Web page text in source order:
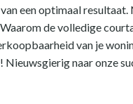
een optimaal resultaat.
de volledige
van je
naar onze